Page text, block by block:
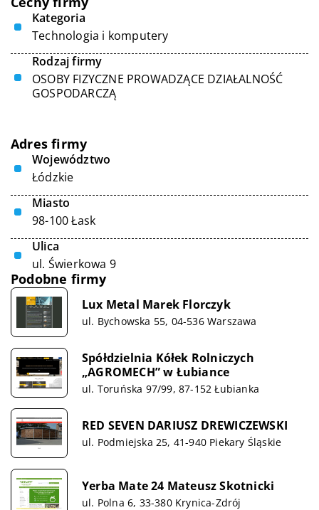
Kategoria
Technologia i komputery
Rodzaj firmy
OSOBY FIZYCZNE PROWADZĄCE DZIAŁALNOŚĆ
GOSPODARCZĄ
Adres firmy
Województwo
Łódzkie
Miasto
98-100 Łask
Ulica
ul. Świerkowa 9
Podobne firmy
Lux Metal Marek Florczyk
ul. Bychowska 55, 04-536 Warszawa
Spółdzielnia Kółek Rolniczych
„AGROMECH” w Łubiance
ul. Toruńska 97/99, 87-152 Łubianka
RED SEVEN DARIUSZ DREWICZEWSKI
ul. Podmiejska 25, 41-940 Piekary Śląskie
Yerba Mate 24 Mateusz Skotnicki
ul. Polna 6, 33-380 Krynica-Zdrój